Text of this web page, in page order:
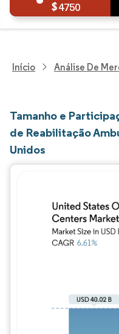
4750
Início Análise De
Tamanho e
de Reabilitação
Unidos